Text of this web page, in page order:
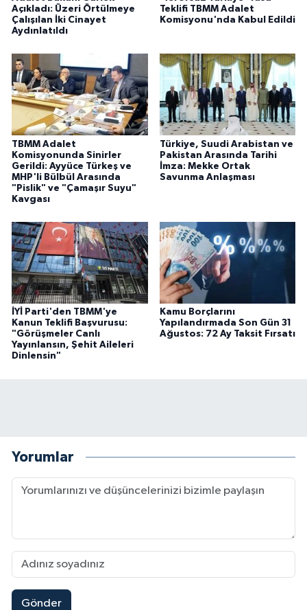
Açıkladı: Üzeri Örtülmeye
Çalışılan İki Cinayet
Aydınlatıldı
Teklifi TBMM Adalet
Komisyonu'nda Kabul Edildi
TBMM Adalet
Komisyonunda Sinirler
Gerildi: Ayyüce Türkeş ve
MHP'li Bülbül Arasında
"Pislik" ve "Çamaşır Suyu"
Kavgası
Türkiye, Suudi Arabistan ve
Pakistan Arasında Tarihi
İmza: Mekke Ortak
Savunma Anlaşması
İYİ Parti'den TBMM'ye
Kanun Teklifi Başvurusu:
"Görüşmeler Canlı
Yayınlansın, Şehit Aileleri
Dinlensin"
Kamu Borçlarını
Yapılandırmada Son Gün 31
Ağustos: 72 Ay Taksit Fırsatı
Yorumlar
Gönder